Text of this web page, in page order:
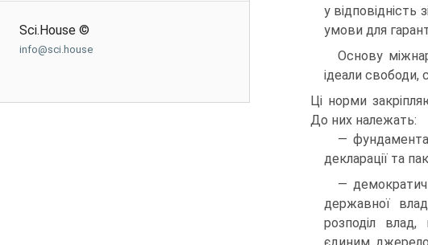
Sci.House ©
info@sci.house
у
умови для
Основу
ідеали свободи,
Ці норми
До них належать:
—
декларації та
—
державної
розподіл